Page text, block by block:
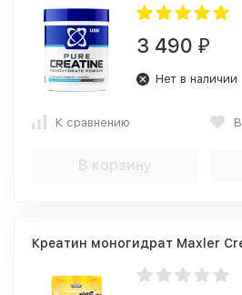
3 490 ₽
Нет в наличии
К сравнению
В корзину
Креатин моногидрат Maxler